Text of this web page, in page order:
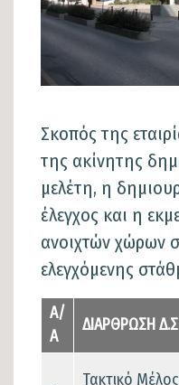
Σκοπός της
της ακίνητης
μελέτη, η
έλεγχος και η
ανοιχτών χώρων
ελεγχόμενης
Α/
Α
ΔΙΑΡΘΡΩΣΗ
Τακτικό